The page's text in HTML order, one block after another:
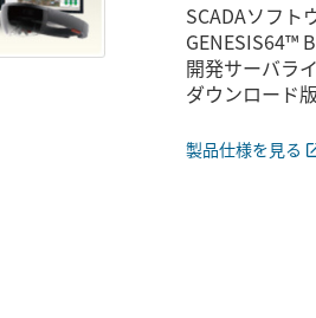
SCADAソフト
GENESIS64™
開発サーバラ
ダウンロード
製品仕様を見る